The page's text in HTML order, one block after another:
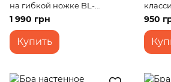
на гибкой ножке BL-
423WQ/3 E14 BK
1 990 грн
Купить
E14
950